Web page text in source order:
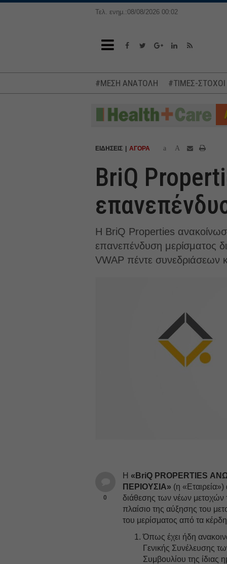
Τελ. ενημ.:08/08/2026 00:02
#ΜΕΣΗ ΑΝΑΤΟΛΗ #ΤΙΜΕΣ-
ΕΙΔΗΣΕΙΣ ΑΓΟΡΑ a A
BriQ
Η BriQ Properties
επανεπένδυση μερίσματος
VWAP πέντε συνεδριάσεων
0
Η «BriQ PROPERTIES
ΠΕΡΙΟΥΣΙΑ» (η «Εταιρεία»)
διάθεσης των νέων μετοχών
πλαίσιο της αύξησης του
του μερίσματος από τα
Όπως έχει ήδη
Γενικής Συνέλευσης
Συμβουλίου της